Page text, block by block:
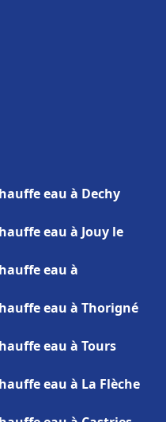
eau à Dechy
eau à Jouy le
eau à
eau à Thorigné
eau à Tours
eau à La Flèche